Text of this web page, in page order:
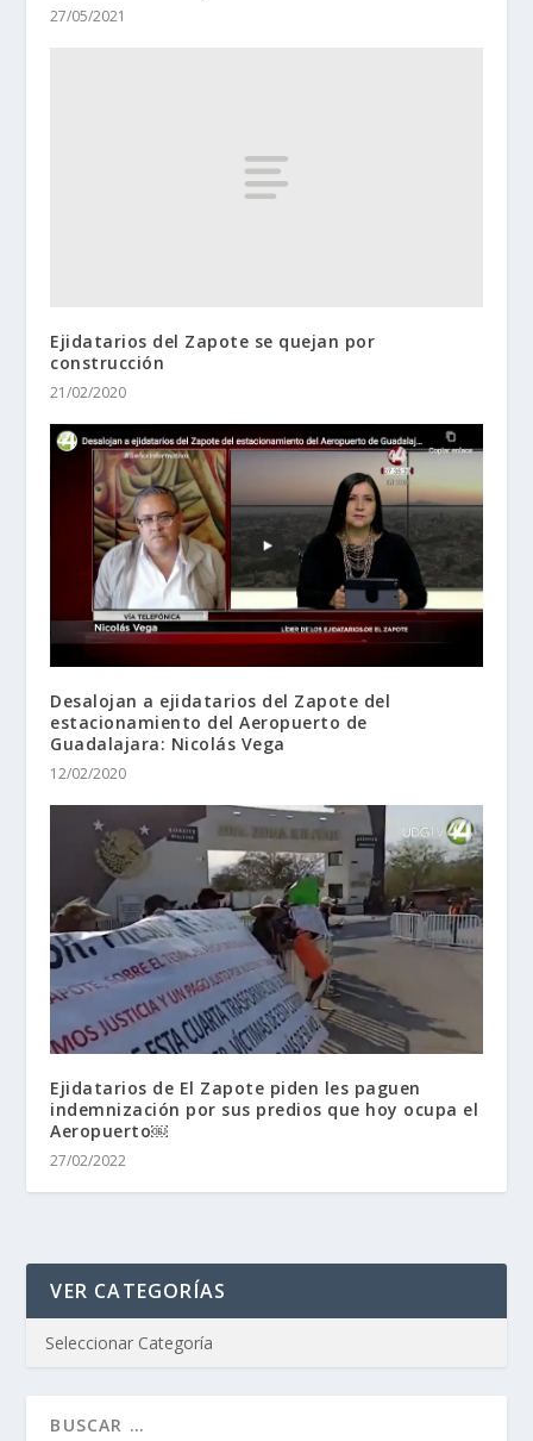
27/05/2021
Ejidatarios del Zapote se quejan por
construcción
21/02/2020
Desalojan a ejidatarios del Zapote del
estacionamiento del Aeropuerto de
Guadalajara: Nicolás Vega
12/02/2020
Ejidatarios de El Zapote piden les paguen
indemnización por sus predios que hoy ocupa el
Aeropuerto￼
27/02/2022
VER CATEGORÍAS